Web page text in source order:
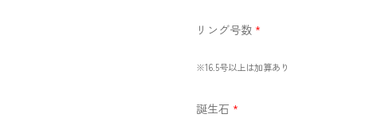
リング号数 *
※16.5号以上は加算あり
誕生石 *